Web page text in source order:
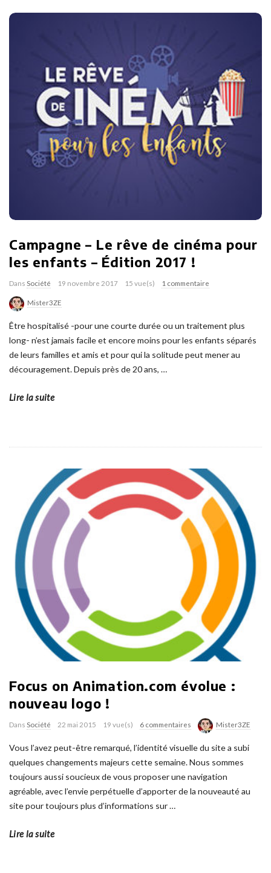
Campagne – Le rêve de cinéma pour
les enfants – Édition 2017 !
Dans Société 19 novembre 2017 15 vue(s) 1 commentaire
Mister3ZE
Être hospitalisé -pour une courte durée ou un traitement plus
long- n’est jamais facile et encore moins pour les enfants séparés
de leurs familles et amis et pour qui la solitude peut mener au
découragement. Depuis près de 20 ans, …
Lire la suite
Focus on Animation.com évolue :
nouveau logo !
Dans Société 22 mai 2015 19 vue(s) 6 commentaires Mister3ZE
Vous l’avez peut-être remarqué, l’identité visuelle du site a subi
quelques changements majeurs cette semaine. Nous sommes
toujours aussi soucieux de vous proposer une navigation
agréable, avec l’envie perpétuelle d’apporter de la nouveauté au
site pour toujours plus d’informations sur…
Lire la suite